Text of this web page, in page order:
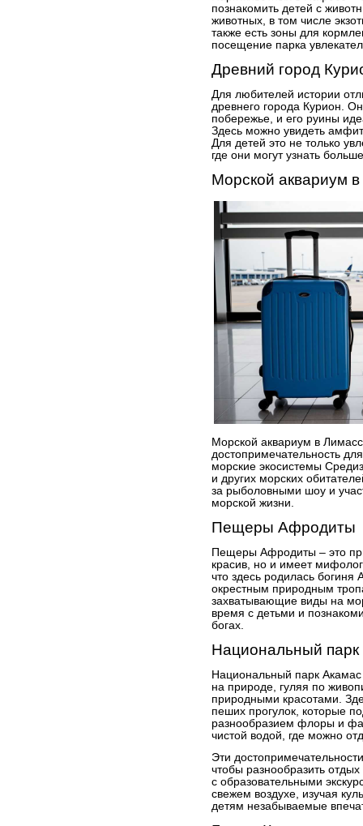
познакомить детей с
животных, в том числе
также есть зоны для
посещение парка
Древний город
Для любителей истории
древнего города Курион.
побережье, и его руины
Здесь можно увидеть
Для детей это не только
где они могут узнать
Морской аквариум
Морской аквариум в
достопримечательность
морские экосистемы
и других морских
за рыболовными шоу и
морской жизни.
Пещеры Афродиты
Пещеры Афродиты – это
красив, но и имеет
что здесь родилась
окрестным природным
захватывающие виды на
время с детьми и
богах.
Национальный парк
Национальный парк
на природе, гуляя по
природными красотами.
пеших прогулок, которые
разнообразием флоры и
чистой водой, где можно
Эти
чтобы разнообразить
с образовательными
свежем воздухе, изучая
детям незабываемые